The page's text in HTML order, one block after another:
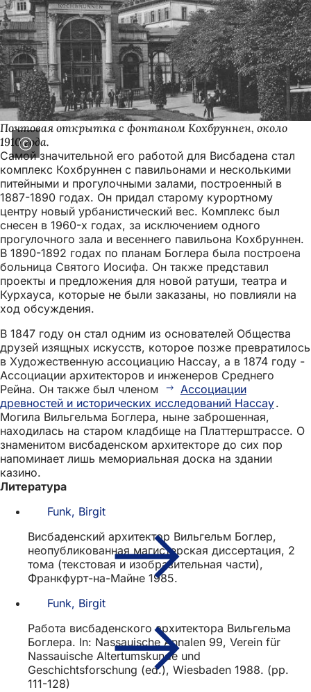
Почтовая открытка с фонтаном Кохбруннен, около
1910 года.
Самой значительной его работой для Висбадена стал
комплекс Кохбруннен с павильонами и несколькими
питейными и прогулочными залами, построенный в
1887-1890 годах. Он придал старому курортному
центру новый урбанистический вес. Комплекс был
снесен в 1960-х годах, за исключением одного
прогулочного зала и весеннего павильона Кохбруннен.
В 1890-1892 годах по планам Боглера была построена
больница Святого Иосифа. Он также представил
проекты и предложения для новой ратуши, театра и
Курхауса, которые не были заказаны, но повлияли на
ход обсуждения.
В 1847 году он стал одним из основателей Общества
друзей изящных искусств, которое позже превратилось
в Художественную ассоциацию Нассау, а в 1874 году -
Ассоциации архитекторов и инженеров Среднего
Рейна. Он также был членом
Ассоциации
древностей и исторических исследований Нассау.
Могила Вильгельма Боглера, ныне заброшенная,
находилась на старом кладбище на Платтерштрассе. О
знаменитом висбаденском архитекторе до сих пор
напоминает лишь мемориальная доска на здании
казино.
Литература
Funk, Birgit
Висбаденский архитектор Вильгельм Боглер,
неопубликованная магистерская диссертация, 2
тома (текстовая и изобразительная части),
Франкфурт-на-Майне 1985.
Funk, Birgit
Работа висбаденского архитектора Вильгельма
Боглера. In: Nassauische Annalen 99, Verein für
Nassauische Altertumskunde und
Geschichtsforschung (ed.), Wiesbaden 1988. (pp.
111-128)